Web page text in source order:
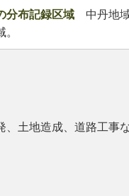
分布記録区域 中丹地域
、土地造成、道路工事な